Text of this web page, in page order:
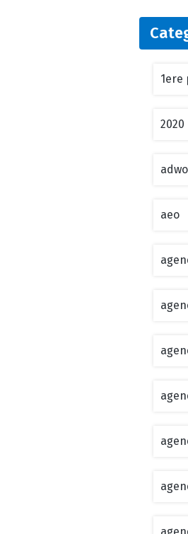
1ere
2020
aeo